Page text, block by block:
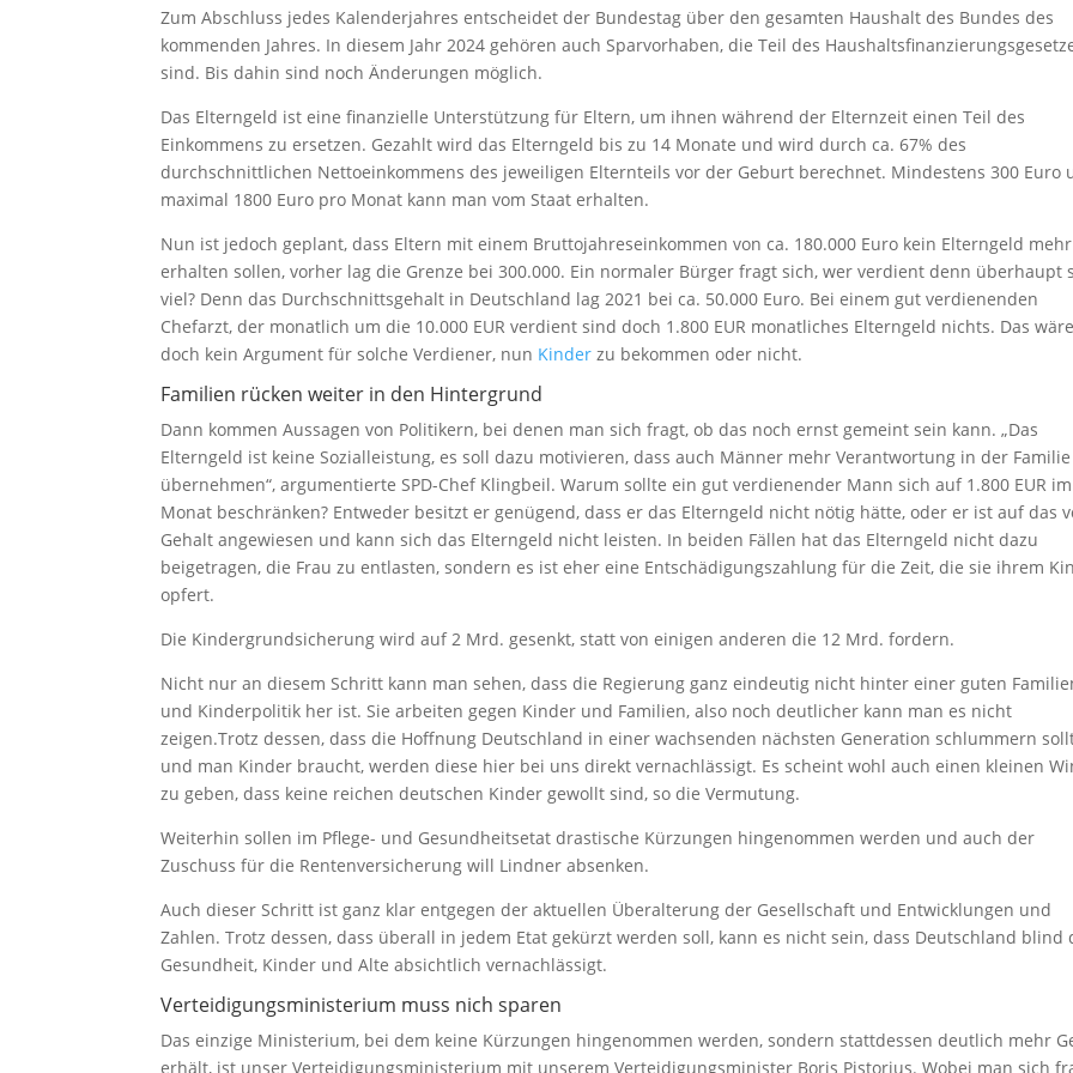
Zum Abschluss jedes Kalenderjahres entscheidet der Bundestag über den gesamten Haushalt des Bundes des
kommenden Jahres. In diesem Jahr 2024 gehören auch Sparvorhaben, die Teil des
sind. Bis dahin sind noch Änderungen möglich.
Das Elterngeld ist eine finanzielle Unterstützung für Eltern, um ihnen während der Elternzeit einen Teil des
Einkommens zu ersetzen. Gezahlt wird das Elterngeld bis zu 14 Monate und wird durch ca. 67% des
durchschnittlichen Nettoeinkommens des jeweiligen Elternteils vor der Geburt berechnet. Mindestens 300 Euro
maximal 1800 Euro pro Monat kann man vom Staat erhalten.
Nun ist jedoch geplant, dass Eltern mit einem Bruttojahreseinkommen von ca. 180.000 Euro kein Elterngeld mehr
erhalten sollen, vorher lag die Grenze bei 300.000. Ein normaler Bürger fragt sich, wer verdient denn überhaupt
viel? Denn das Durchschnittsgehalt in Deutschland lag 2021 bei ca. 50.000 Euro. Bei einem gut verdienenden
Chefarzt, der monatlich um die 10.000 EUR verdient sind doch 1.800 EUR monatliches Elterngeld nichts. Das wäre
doch kein Argument für solche Verdiener, nun Kinder zu bekommen oder nicht.
Familien rücken weiter in den Hintergrund
Dann kommen Aussagen von Politikern, bei denen man sich fragt, ob das noch ernst gemeint sein kann. „Das
Elterngeld ist keine Sozialleistung, es soll dazu motivieren, dass auch Männer mehr Verantwortung in der Familie
übernehmen“, argumentierte SPD-Chef Klingbeil. Warum sollte ein gut verdienender Mann sich auf 1.800 EUR im
Monat beschränken? Entweder besitzt er genügend, dass er das Elterngeld nicht nötig hätte, oder er ist auf das
Gehalt angewiesen und kann sich das Elterngeld nicht leisten. In beiden Fällen hat das Elterngeld nicht dazu
beigetragen, die Frau zu entlasten, sondern es ist eher eine Entschädigungszahlung für die Zeit, die sie ihrem
opfert.
Die Kindergrundsicherung wird auf 2 Mrd. gesenkt, statt von einigen anderen die 12 Mrd. fordern.
Nicht nur an diesem Schritt kann man sehen, dass die Regierung ganz eindeutig nicht hinter einer guten
und Kinderpolitik her ist. Sie arbeiten gegen Kinder und Familien, also noch deutlicher kann man es nicht
zeigen.Trotz dessen, dass die Hoffnung Deutschland in einer wachsenden nächsten Generation schlummern
und man Kinder braucht, werden diese hier bei uns direkt vernachlässigt. Es scheint wohl auch einen kleinen
zu geben, dass keine reichen deutschen Kinder gewollt sind, so die Vermutung.
Weiterhin sollen im Pflege- und Gesundheitsetat drastische Kürzungen hingenommen werden und auch der
Zuschuss für die Rentenversicherung will Lindner absenken.
Auch dieser Schritt ist ganz klar entgegen der aktuellen Überalterung der Gesellschaft und Entwicklungen und
Zahlen. Trotz dessen, dass überall in jedem Etat gekürzt werden soll, kann es nicht sein, dass Deutschland blind
Gesundheit, Kinder und Alte absichtlich vernachlässigt.
Verteidigungsministerium muss nich sparen
Das einzige Ministerium, bei dem keine Kürzungen hingenommen werden, sondern stattdessen deutlich mehr
erhält, ist unser Verteidigungsministerium mit unserem Verteidigungsminister Boris Pistorius. Wobei man sich